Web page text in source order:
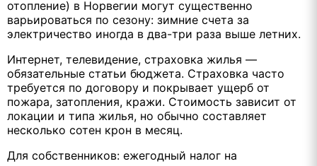
отопление) в Норвегии могут существенно
варьироваться по сезону: зимние счета за
электричество иногда в два-три раза выше летних.
Интернет, телевидение, страховка жилья —
обязательные статьи бюджета. Страховка часто
требуется по договору и покрывает ущерб от
пожара, затопления, кражи. Стоимость зависит от
локации и типа жилья, но обычно составляет
несколько сотен крон в месяц.
Для собственников: ежегодный налог на